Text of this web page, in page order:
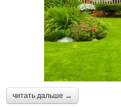
читать дальше →